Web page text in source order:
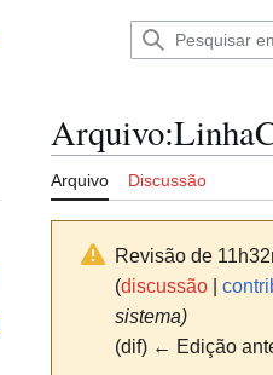
Arquivo:
Arquivo Discussão
Revisão de
(discussão |
sistema)
(dif) ← Edição